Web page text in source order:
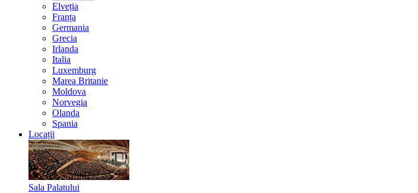
Elveția
Franța
Germania
Grecia
Irlanda
Italia
Luxemburg
Marea Britanie
Moldova
Norvegia
Olanda
Spania
Locații
Sala Palatului